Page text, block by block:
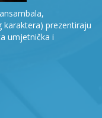
prezentiraju
umjetnička i